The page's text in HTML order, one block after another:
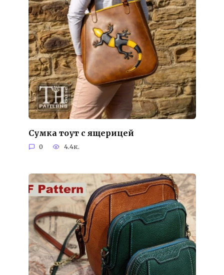
Сумка тоут с ящерицей
0 4.4к.